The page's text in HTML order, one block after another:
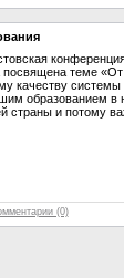
теме «От
качеству
образованием в
страны и потому
(0)